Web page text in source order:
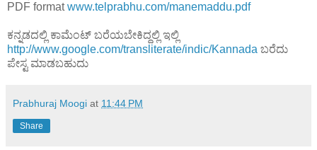
PDF formatwww.telprabhu.com/manemaddu.pdf
ಕನ್ನಡದಲ್ಲಿ ಕಾಮೆಂಟ್ ಬರೆಯಬೇಕಿದ್ದಲ್ಲಿ ಇಲ್ಲಿ
http://www.google.com/transliterate/indic/Kannada ಬರೆದು
ಪೇಸ್ಟ ಮಾಡಬಹುದು
Prabhuraj Moogi at 11:44 PM
Share